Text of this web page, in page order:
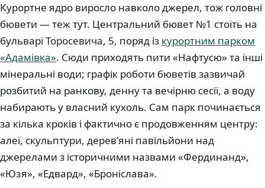
Курортне ядро виросло навколо джерел, тож головні
бювети — теж тут. Центральний бювет №1 стоїть на
бульварі Торосевича, 5, поряд із курортним парком
«Адамівка». Сюди приходять пити «Нафтусю» та інші
мінеральні води; графік роботи бюветів зазвичай
розбитий на ранкову, денну та вечірню сесії, а воду
набирають у власний кухоль. Сам парк починається
за кілька кроків і фактично є продовженням центру:
алеї, скульптури, дерев’яні павільйони над
джерелами з історичними назвами «Фердинанд»,
«Юзя», «Едвард», «Броніслава».